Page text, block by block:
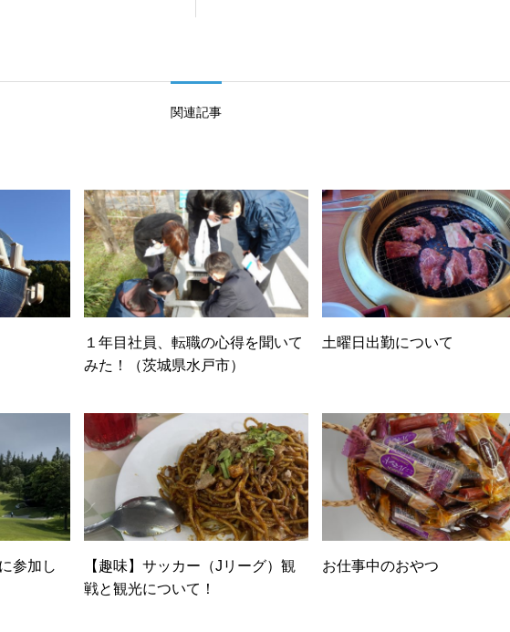
関連記事
１年目社員、転職の心得を聞いて
みた！（茨城県水戸市）
土曜日出勤について
参加し
【趣味】サッカー（Jリーグ）観
戦と観光について！
お仕事中のおやつ